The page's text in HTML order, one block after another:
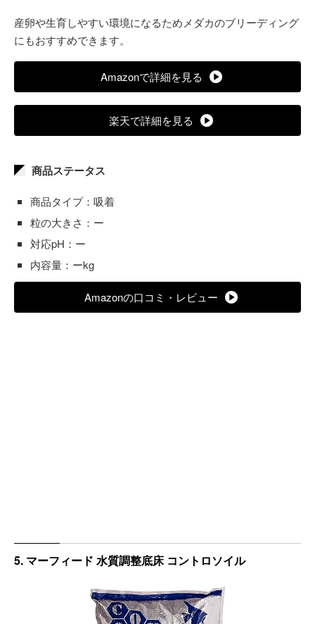
産卵や生育しやすい環境になるためメダカのブリーディング
にもおすすめできます。
Amazonで詳細を見る
楽天で詳細を見る
商品ステータス
商品タイプ：吸着
粒の大きさ：ー
対応pH：ー
内容量：ーkg
Amazonの口コミ・レビュー
5. マーフィード 水質調整底床 コントロソイル